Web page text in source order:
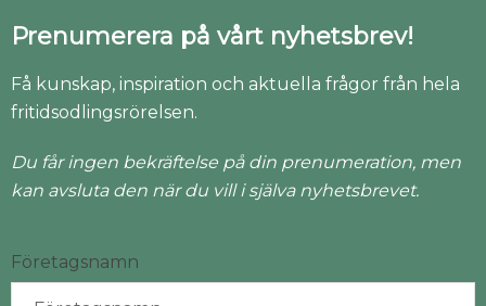
Prenumerera på vårt nyhetsbrev!
Få kunskap, inspiration och aktuella frågor från hela
fritidsodlingsrörelsen.
Du får ingen bekräftelse på din prenumeration, men
kan avsluta den när du vill i själva nyhetsbrevet.
Företagsnamn